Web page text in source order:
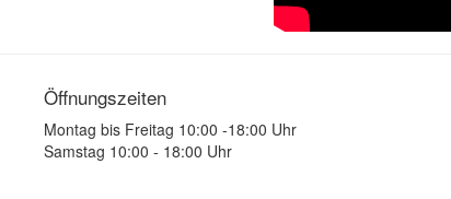
Öffnungszeiten
Montag bis Freitag 10:00 -18:00 Uhr
Samstag 10:00 - 18:00 Uhr